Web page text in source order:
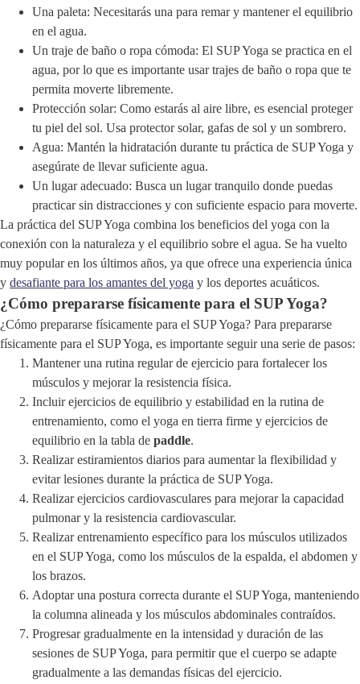
Una paleta: Necesitarás una para remar y mantener el equilibrio
en el agua.
Un traje de baño o ropa cómoda: El SUP Yoga se practica en el
agua, por lo que es importante usar trajes de baño o ropa que te
permita moverte libremente.
Protección solar: Como estarás al aire libre, es esencial proteger
tu piel del sol. Usa protector solar, gafas de sol y un sombrero.
Agua: Mantén la hidratación durante tu práctica de SUP Yoga y
asegúrate de llevar suficiente agua.
Un lugar adecuado: Busca un lugar tranquilo donde puedas
practicar sin distracciones y con suficiente espacio para moverte.
La práctica del SUP Yoga combina los beneficios del yoga con la
conexión con la naturaleza y el equilibrio sobre el agua. Se ha vuelto
muy popular en los últimos años, ya que ofrece una experiencia única
y desafiante para los amantes del yoga y los deportes acuáticos.
¿Cómo prepararse físicamente para el SUP Yoga?
¿Cómo prepararse físicamente para el SUP Yoga? Para prepararse
físicamente para el SUP Yoga, es importante seguir una serie de pasos:
Mantener una rutina regular de ejercicio para fortalecer los
músculos y mejorar la resistencia física.
Incluir ejercicios de equilibrio y estabilidad en la rutina de
entrenamiento, como el yoga en tierra firme y ejercicios de
equilibrio en la tabla de paddle.
Realizar estiramientos diarios para aumentar la flexibilidad y
evitar lesiones durante la práctica de SUP Yoga.
Realizar ejercicios cardiovasculares para mejorar la capacidad
pulmonar y la resistencia cardiovascular.
Realizar entrenamiento específico para los músculos utilizados
en el SUP Yoga, como los músculos de la espalda, el abdomen y
los brazos.
Adoptar una postura correcta durante el SUP Yoga, manteniendo
la columna alineada y los músculos abdominales contraídos.
Progresar gradualmente en la intensidad y duración de las
sesiones de SUP Yoga, para permitir que el cuerpo se adapte
gradualmente a las demandas físicas del ejercicio.